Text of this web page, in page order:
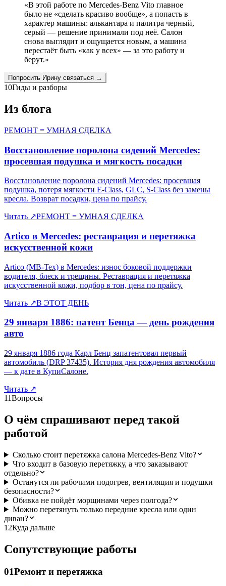
«В этой работе по Mercedes-Benz Vito главное
было не «сделать красиво вообще», а попасть в
характер машины: алькантара и палитра черный,
серый — решение принимали под неё. Салон
снова выглядит и ощущается новым, а машина
перестаёт быть «как у всех» — за это работу и
берут.»
Попросить Ирину связаться →
10Гиды и разборы
Из блога
РЕМОНТ = УМНАЯ СДЕЛКА
Восстановление поролона сидений Mercedes:
просевшая подушка и мягкость посадки
Восстановление поролона сидений Mercedes: просевшая
подушка, потеря мягкости E-Class, GLC, S-Class без замены
кресла. Возврат посадки, цена по прайсу.
Читать ↗РЕМОНТ = УМНАЯ СДЕЛКА
Artico в Mercedes: реставрация и перетяжка
искусственной кожи
Artico (MB-Tex) в Mercedes: износ боковой поддержки
водителя, блеск и трещины. Реставрация и перетяжка
искусственной кожи, подбор в тон, цена по прайсу.
Читать ↗В ЭТОТ ДЕНЬ
29 января 1886: патент Бенца — день рождения
авто
29 января 1886 года Карл Бенц запатентовал первый
автомобиль (DRP 37435). История дня рождения автомобиля
— к дате в КупиСалоне.
Читать ↗
11Вопросы
О чём спрашивают перед такой
работой
Сколько стоит перетяжка салона Mercedes-Benz Vito?
Что входит в базовую перетяжку, а что заказывают
отдельно?
Останутся ли рабочими подогрев, вентиляция и подушки
безопасности?
Обивка не пойдёт морщинами через полгода?
Можно перетянуть только передние кресла или один
диван?
12Куда дальше
Сопутствующие работы
01Ремонт и перетяжка